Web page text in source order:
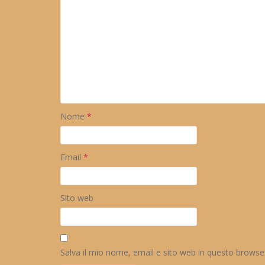
Nome *
Email *
Sito web
Salva il mio nome, email e sito web in questo